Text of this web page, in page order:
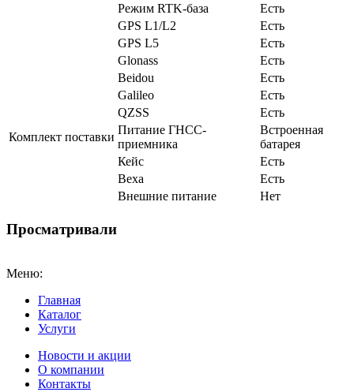
Режим RTK-база
Есть
GPS L1/L2
Есть
GPS L5
Есть
Glonass
Есть
Beidou
Есть
Galileo
Есть
QZSS
Есть
Комплект поставки
Питание ГНСС-
приемника
Встроенная
батарея
Кейс
Есть
Веха
Есть
Внешние питание
Нет
Просматривали
Меню:
Главная
Каталог
Услуги
Новости и акции
О компании
Контакты